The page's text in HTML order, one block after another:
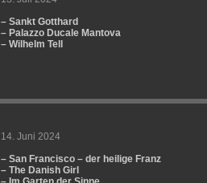
– Sankt Gotthard
– Palazzo Ducale Mantova
– Wilhelm Tell
14. Juni 2024
– San Francisco – der heilige Franz
– The Danish Girl